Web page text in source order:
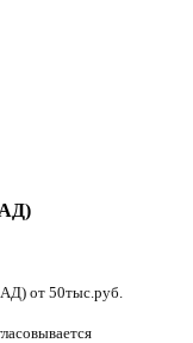
от 50тыс.руб.